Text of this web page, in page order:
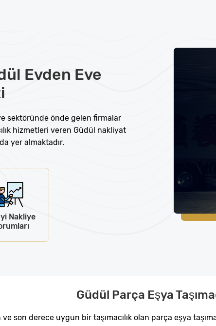
Evden Eve
sektöründe önde gelen firmalar
hizmetleri veren Güdül nakliyat
yer almaktadır.
Nakliye
Güdül Parça Eşya
son derece uygun bir taşımacılık olan parça eşya